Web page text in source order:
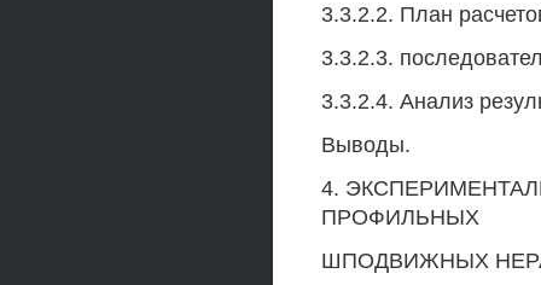
3.3.2.2. План
3.3.2.3.
3.3.2.4. Анализ
Выводы.
4.
ПРОФИЛЬНЫХ
ШПОДВИЖНЫХ